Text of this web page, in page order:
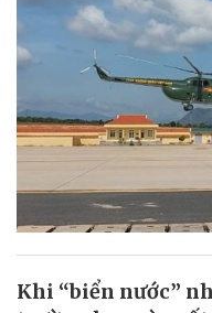
Khi “biển nước”